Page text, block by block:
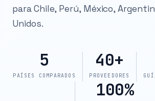
para Chile, Perú, México,
Unidos.
5
PAÍSES COMPARADOS
40+
PROVEEDORES
100%